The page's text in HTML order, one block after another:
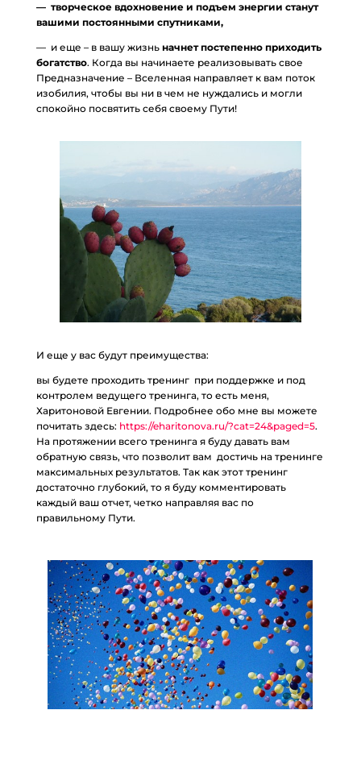
— творческое вдохновение и подъем энергии станут
вашими постоянными спутниками,
— и еще – в вашу жизнь начнет постепенно приходить
богатство. Когда вы начинаете реализовывать свое
Предназначение – Вселенная направляет к вам поток
изобилия, чтобы вы ни в чем не нуждались и могли
спокойно посвятить себя своему Пути!
И еще у вас будут преимущества:
вы будете проходить тренинг при поддержке и под
контролем ведущего тренинга, то есть меня,
Харитоновой Евгении. Подробнее обо мне вы можете
почитать здесь: https://eharitonova.ru/?cat=24&paged=5.
На протяжении всего тренинга я буду давать вам
обратную связь, что позволит вам достичь на тренинге
максимальных результатов. Так как этот тренинг
достаточно глубокий, то я буду комментировать
каждый ваш отчет, четко направляя вас по
правильному Пути.